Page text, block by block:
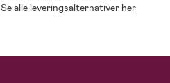
Se alle leveringsalternativer her